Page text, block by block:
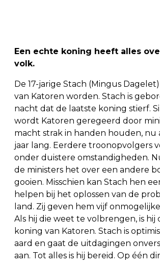
Een echte koning heeft alles
volk.
De 17-jarige Stach (Mingus
van Katoren worden. Stach is
nacht dat de laatste koning stierf.
wordt Katoren geregeerd door
macht strak in handen houden, nu
jaar lang. Eerdere troonopvolgers
onder duistere omstandigheden.
de ministers het over een andere
gooien. Misschien kan Stach hen
helpen bij het oplossen van de
land. Zij geven hem vijf
Als hij die weet te volbrengen, is hij
koning van Katoren. Stach is
aard en gaat de uitdagingen
aan. Tot alles is hij bereid. Op één